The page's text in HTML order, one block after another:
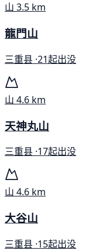
山 3.5 km
龍門山
三重县 ·21起出没
山 4.6 km
天神丸山
三重县 ·17起出没
山 4.6 km
大谷山
三重县 ·15起出没